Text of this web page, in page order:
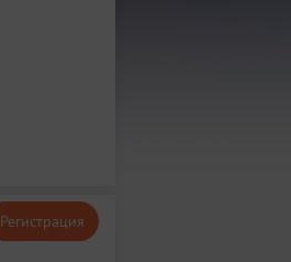
Регистрация